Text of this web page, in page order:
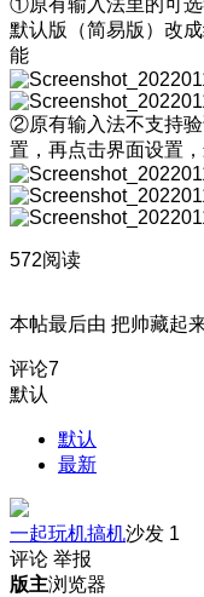
默认版（简易版）改
能
②原有输入法不支持
置，再点击界面设置
572阅读
本帖最后由 把帅藏起
评论7
默认
默认
最新
一起玩机搞机沙发 1
评论 举报
版主浏览器